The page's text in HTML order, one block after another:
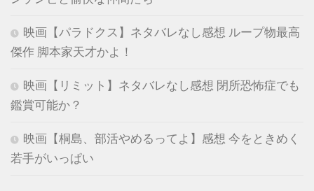
映画【パラドクス】ネタバレなし感想 ループ物最高
傑作 脚本家天才かよ！
映画【リミット】ネタバレなし感想 閉所恐怖症でも
鑑賞可能か？
映画【桐島、部活やめるってよ】感想 今をときめく
若手がいっぱい